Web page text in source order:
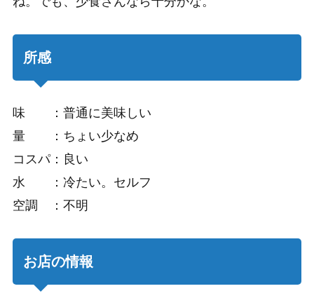
所感
味 ：普通に美味しい
量 ：ちょい少なめ
コスパ：良い
水 ：冷たい。セルフ
空調 ：不明
お店の情報